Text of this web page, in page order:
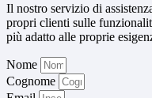
Il nostro servizio di
propri clienti sulle
più adatto alle proprie
Nome
Cognome